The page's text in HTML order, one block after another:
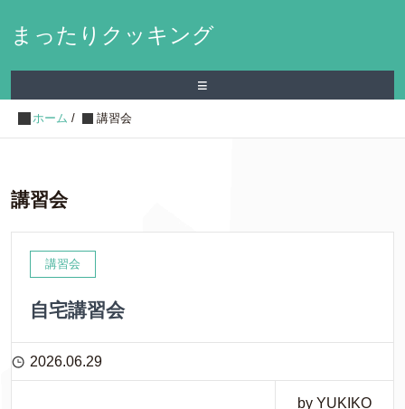
まったりクッキング
≡
ホーム / 講習会
講習会
講習会
自宅講習会
2026.06.29
by YUKIKO